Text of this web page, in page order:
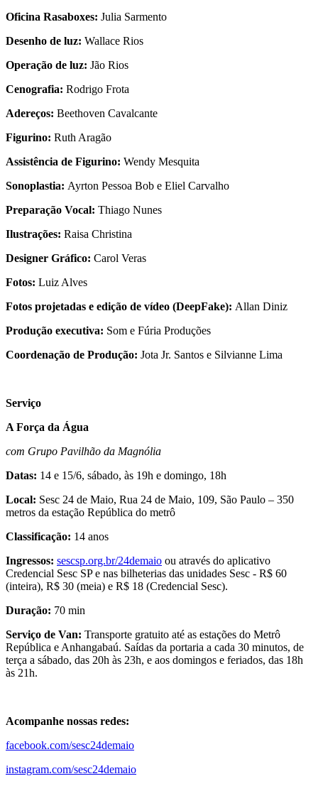
Oficina Rasaboxes: Julia Sarmento
Desenho de luz: Wallace Rios
Operação de luz: Jão Rios
Cenografia: Rodrigo Frota
Adereços: Beethoven Cavalcante
Figurino: Ruth Aragão
Assistência de Figurino: Wendy Mesquita
Sonoplastia: Ayrton Pessoa Bob e Eliel Carvalho
Preparação Vocal: Thiago Nunes
Ilustrações: Raisa Christina
Designer Gráfico: Carol Veras
Fotos: Luiz Alves
Fotos projetadas e edição de vídeo (DeepFake): Allan Diniz
Produção executiva: Som e Fúria Produções
Coordenação de Produção: Jota Jr. Santos e Silvianne Lima
Serviço
A Força da Água
com Grupo Pavilhão da Magnólia
Datas: 14 e 15/6, sábado, às 19h e domingo, 18h
Local: Sesc 24 de Maio, Rua 24 de Maio, 109, São Paulo – 350
metros da estação República do metrô
Classificação: 14 anos
Ingressos: sescsp.org.br/24demaio ou através do aplicativo
Credencial Sesc SP e nas bilheterias das unidades Sesc - R$ 60
(inteira), R$ 30 (meia) e R$ 18 (Credencial Sesc).
Duração: 70 min
Serviço de Van: Transporte gratuito até as estações do Metrô
República e Anhangabaú. Saídas da portaria a cada 30 minutos, de
terça a sábado, das 20h às 23h, e aos domingos e feriados, das 18h
às 21h.
Acompanhe nossas redes:
facebook.com/sesc24demaio
instagram.com/sesc24demaio